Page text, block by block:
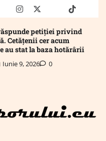
Mailinstagram
twitter truthtiktok
petiției privind
Cetățenii cer acum
au stat la baza hotărârii
Iunie 9, 2026 0